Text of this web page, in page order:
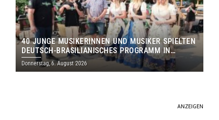
40 JUNGE MUSIKERINNEN UND MUSIKER SPIELTEN
DEUTSCH-BRASILIANISCHES PROGRAMM IN
THOLEY
Donnerstag, 6. August 2026
ANZEIGEN